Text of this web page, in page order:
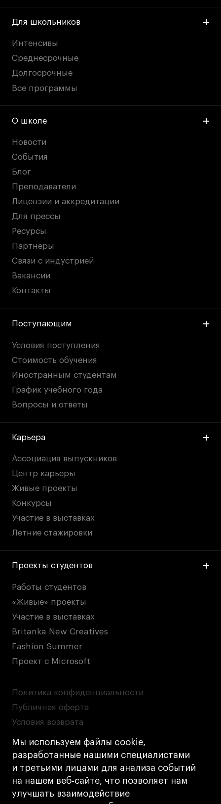
Мы используем файлы cookie,
разработанные нашими специалистами
и третьими лицами для анализа событий
на нашем веб‑сайте, что позволяет нам
улучшать взаимодействие
Для школьников
Интенсивы
Среднесрочные
Долгосрочные
Все программы
О школе
Новости
События
Блог
Преподаватели
Лицензии и аккредитации
Для прессы
Ресурсы
Партнеры
Связи с индустрией
Вакансии
Контакты
Поступающим
Условия поступления
Стоимость обучения
Иностранным студентам
График учебного года
Вопросы и ответы
Карьера
Ассоциация выпускников
Центр карьеры
Живые проекты
Конкурсы
Участие в выставках
Летние стажировки
Проекты студентов
Работы студентов
«Живые» проекты
Участие в выставках
Britanka New Creatives
Fashion Summer
Проект с Microsoft
Политика конфиденциальности
Публичная оферта
Условия возврата
Кредит на образование с господдержкой
Лицензия на осуществление образовательной
деятельности АНО ВО «Универсальный
Университет»
Карта сайта